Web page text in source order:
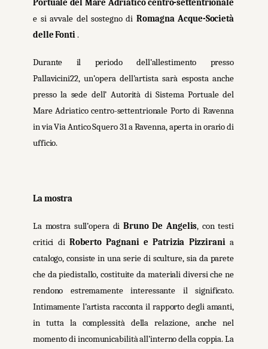
Portuale del Mare Adriatico centro-settentrionale
e si avvale del sostegno diRomagna Acque-Società
delle Fonti.
Durante il periodo dell’allestimento presso
Pallavicini22, un’opera dell’artista sarà esposta anche
presso la sede dell’ Autorità di Sistema Portuale del
Mare Adriatico centro-settentrionale Porto di Ravenna
in via Via Antico Squero 31 a Ravenna, aperta in orario di
ufficio.
La mostra
La mostra sull’opera diBruno De Angelis, con testi
critici di Roberto Pagnani e Patrizia Pizzirania
catalogo, consiste in una serie di sculture, sia da parete
che da piedistallo, costituite da materiali diversi che ne
rendono estremamente interessante il significato.
Intimamente l’artista racconta il rapporto degli amanti,
in tutta la complessità della relazione, anche nel
momento di incomunicabilità all’interno della coppia. La